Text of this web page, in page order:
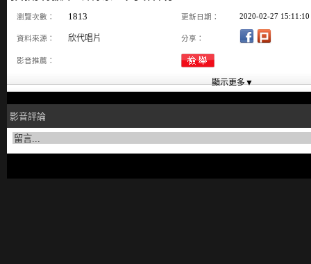
瀏覽次數： 1813 更新日期： 2020-02-27 15:11:10
資料來源： 欣代唱片 分享：
影音推薦：
影音評論